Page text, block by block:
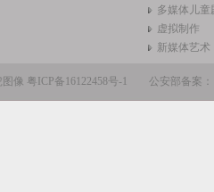
多媒体儿童
虚拟制作
新媒体艺术
图像 粤ICP备16122458号-1 公安部备案：